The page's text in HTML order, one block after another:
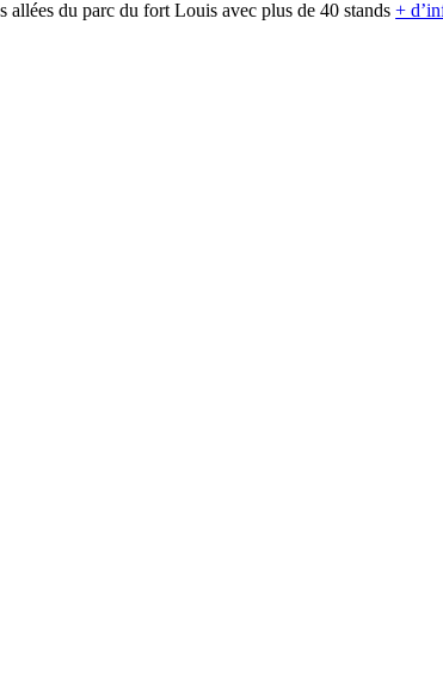
allées du parc du fort Louis avec plus de 40 stands+